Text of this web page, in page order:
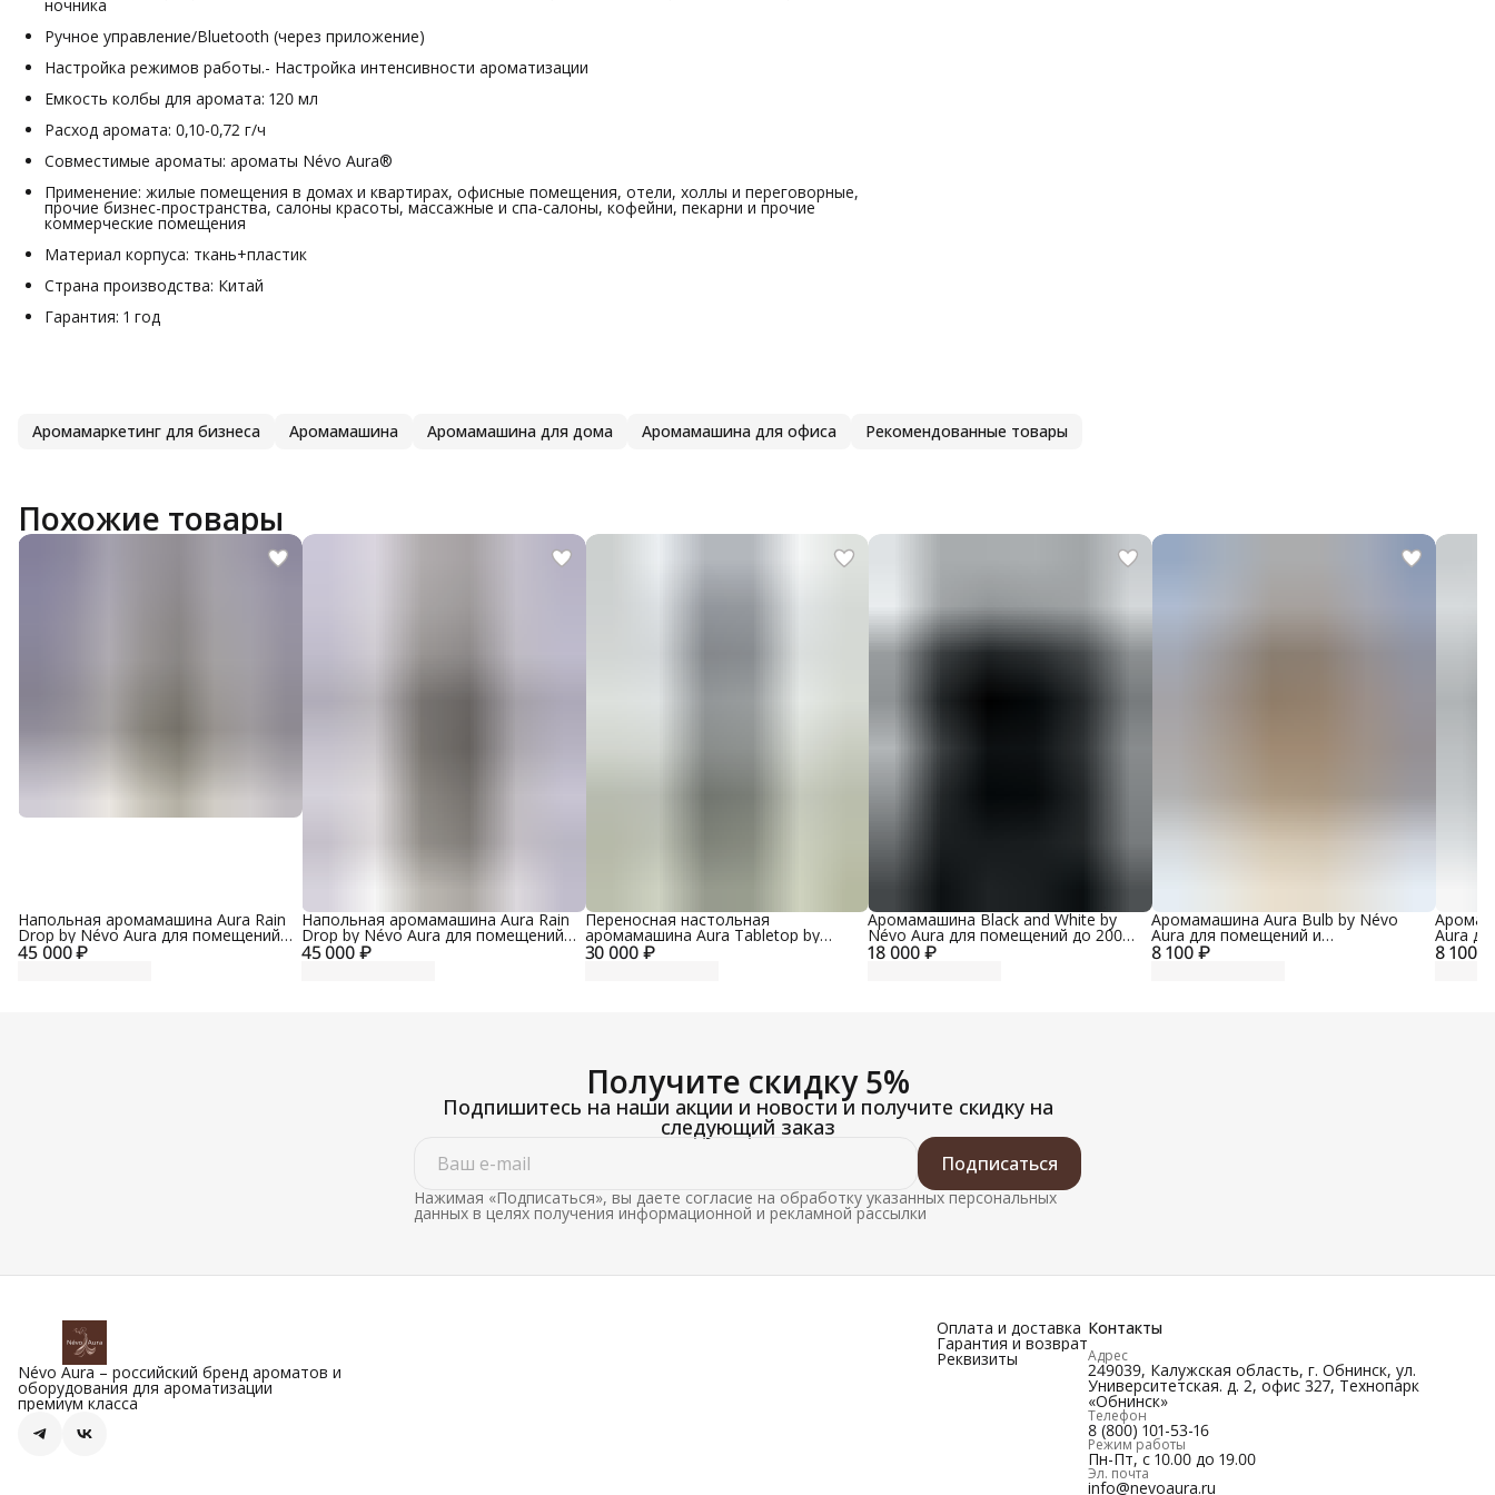
ночника
Ручное управление/Bluetooth (через приложение)
Настройка режимов работы.- Настройка интенсивности ароматизации
Емкость колбы для аромата: 120 мл
Расход аромата: 0,10-0,72 г/ч
Совместимые ароматы: ароматы Névo Aura®
Применение: жилые помещения в домах и квартирах, офисные помещения, отели, холлы и переговорные,
прочие бизнес-пространства, салоны красоты, массажные и спа-салоны, кофейни, пекарни и прочие
коммерческие помещения
Материал корпуса: ткань+пластик
Страна производства: Китай
Гарантия: 1 год
Аромамаркетинг для бизнеса Аромамашина Аромамашина для дома Аромамашина для офиса Рекомендованные товары
Похожие товары
45 000 ₽
Напольная аромамашина Aura Rain
Drop by Névo Aura для помещений
до 600 кв. м, металлический корпус,
цвет серый
45 000 ₽
Напольная аромамашина Aura Rain
Drop by Névo Aura для помещений
до 600 кв. м, металлический корпус,
цвет черный с золотым
30 000 ₽
Переносная настольная
аромамашина Aura Tabletop by
Névo Aura для помещений до 100
кв. м, металлический корпус, цвет
18 000 ₽
Аромамашина Black and White by
Névo Aura для помещений до 200
кв. м., материал корпуса пластик,
цвет черный
8 100 ₽
Аромамашина Aura Bulb by Névo
Aura для помещений и
автомобилей, металлический
корпус, цвет матовый золотой
8 100 ₽
Aura
Получите скидку 5%
Подпишитесь на наши акции и новости и получите скидку на
следующий заказ
Подписаться
Нажимая «Подписаться», вы даете согласие на обработку указанных персональных
данных в целях получения информационной и рекламной рассылки
Névo Aura – российский бренд ароматов и
оборудования для ароматизации
премиум класса
Оплата и доставка
Гарантия и возврат
Реквизиты
Контакты
Адрес
249039, Калужская область, г. Обнинск, ул.
Университетская. д. 2, офис 327, Технопарк
«Обнинск»
Телефон
8 (800) 101-53-16
Режим работы
Пн-Пт, с 10.00 до 19.00
Эл. почта
info@nevoaura.ru